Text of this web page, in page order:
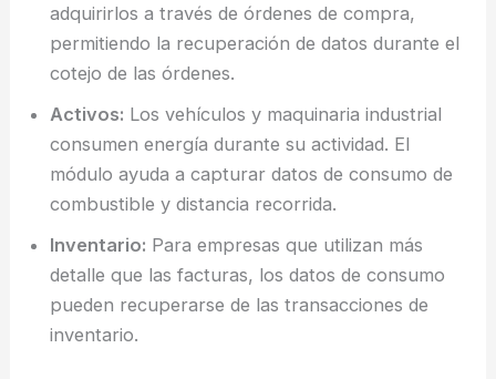
adquirirlos a través de órdenes de compra,
permitiendo la recuperación de datos durante el
cotejo de las órdenes.
Activos: Los vehículos y maquinaria industrial
consumen energía durante su actividad. El
módulo ayuda a capturar datos de consumo de
combustible y distancia recorrida.
Inventario: Para empresas que utilizan más
detalle que las facturas, los datos de consumo
pueden recuperarse de las transacciones de
inventario.